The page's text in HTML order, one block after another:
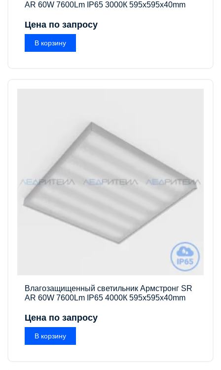
AR 60W 7600Lm IP65 3000К 595x595x40mm
Цена по запросу
В корзину
Влагозащищенный светильник Армстронг SR
AR 60W 7600Lm IP65 4000К 595x595x40mm
Цена по запросу
В корзину